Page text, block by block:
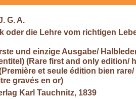
G. A.
oder die Lehre vom richtigen
und einzige Ausgabe/
(Rare first and only edition/
et seule édition bien
gravés en or)
Karl Tauchnitz, 1839